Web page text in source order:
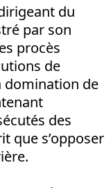
du
par son
procès
de
domination de
des
que s’opposer